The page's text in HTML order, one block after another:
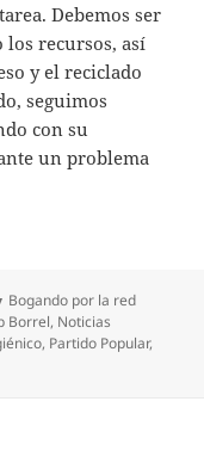
Debemos ser
los recursos, así
y el reciclado
seguimos
con su
un problema
Categorías
Bogando por la red
Borrel, Noticias
, Partido Popular,